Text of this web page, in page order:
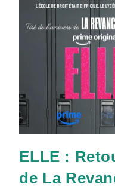
ELLE :
de La